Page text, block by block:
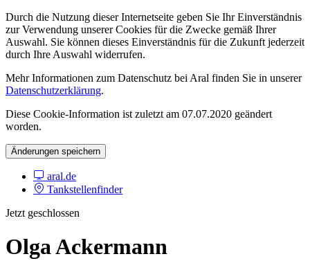
Durch die Nutzung dieser Internetseite geben Sie Ihr Einverständnis
zur Verwendung unserer Cookies für die Zwecke gemäß Ihrer
Auswahl. Sie können dieses Einverständnis für die Zukunft jederzeit
durch Ihre Auswahl widerrufen.
Mehr Informationen zum Datenschutz bei Aral finden Sie in unserer
Datenschutzerklärung.
Diese Cookie-Information ist zuletzt am 07.07.2020 geändert
worden.
Änderungen speichern
aral.de
Tankstellenfinder
Jetzt geschlossen
Olga Ackermann